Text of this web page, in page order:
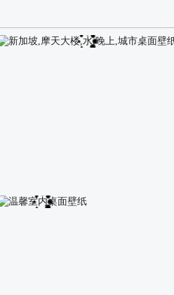
校园长发可爱美女4K电脑壁纸
新加坡,摩天大楼,水,晚上,城市桌面壁纸